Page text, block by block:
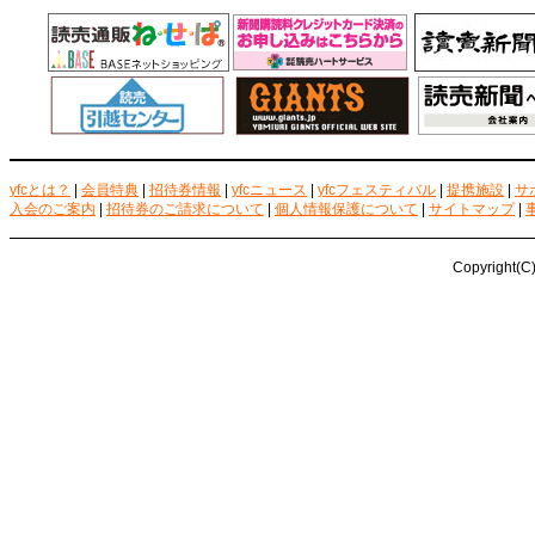
yfcとは？ 会員特典 招待券情報 yfcニュース yfcフェスティバル 提携施設
サ
入会のご案内
招待券のご請求について 個人情報保護について サイトマップ|